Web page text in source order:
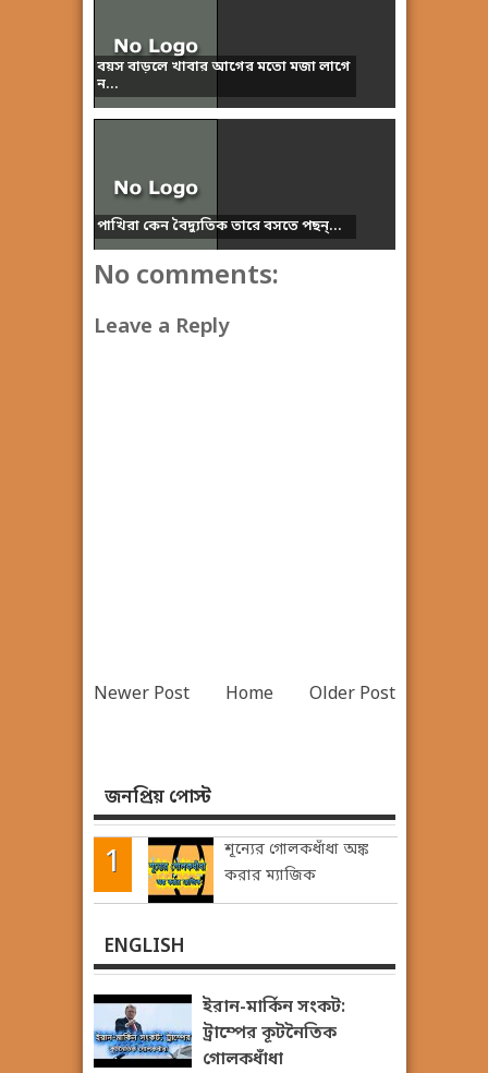
বয়স বাড়লে খাবার আগের মতো মজা লাগে
ন...
পাখিরা কেন বৈদ্যুতিক তারে বসতে পছন্...
No comments:
Leave a Reply
Newer Post Older Post
Home
জনপ্রিয় পোস্ট
শূন্যের গোলকধাঁধা অঙ্ক
করার ম্যাজিক
ENGLISH
ইরান-মার্কিন সংকট:
ট্রাম্পের কূটনৈতিক
গোলকধাঁধা